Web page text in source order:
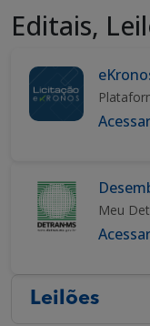
Editais,
Acessar
Meu
Acessar
Leilões